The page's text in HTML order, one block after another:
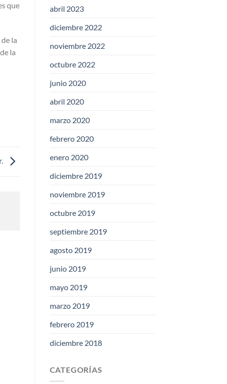
que
la
la
abril 2023
diciembre 2022
noviembre 2022
octubre 2022
junio 2020
abril 2020
marzo 2020
febrero 2020
enero 2020
diciembre 2019
noviembre 2019
octubre 2019
septiembre 2019
agosto 2019
junio 2019
mayo 2019
marzo 2019
febrero 2019
diciembre 2018
CATEGORÍAS